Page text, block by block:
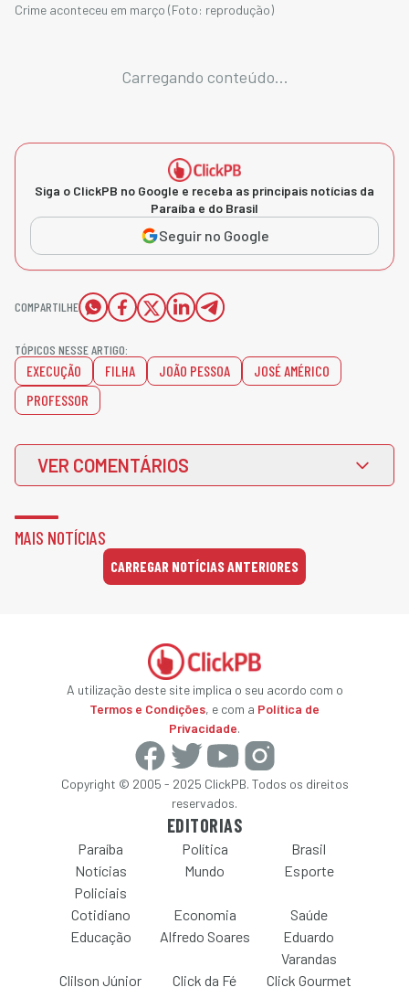
Crime aconteceu em março (Foto: reprodução)
Carregando conteúdo...
Siga o ClickPB no Google e receba as principais notícias da
Paraíba e do Brasil
Seguir no Google
COMPARTILHE
TÓPICOS NESSE ARTIGO:
EXECUÇÃO FILHA JOÃO PESSOA
JOSÉ AMÉRICO
PROFESSOR
VER COMENTÁRIOS
MAIS NOTÍCIAS
CARREGAR NOTÍCIAS ANTERIORES
A utilização deste site implica o seu acordo com o
Termos e Condições, e com a Política de
Privacidade.
Copyright © 2005 - 2025 ClickPB. Todos os direitos
reservados.
EDITORIAS
Paraíba Política
Brasil
Notícias
Policiais
Mundo Esporte
Cotidiano Economia
Saúde
Educação
Alfredo Soares
Eduardo
Varandas
Clilson Júnior
Click da Fé
Click Gourmet